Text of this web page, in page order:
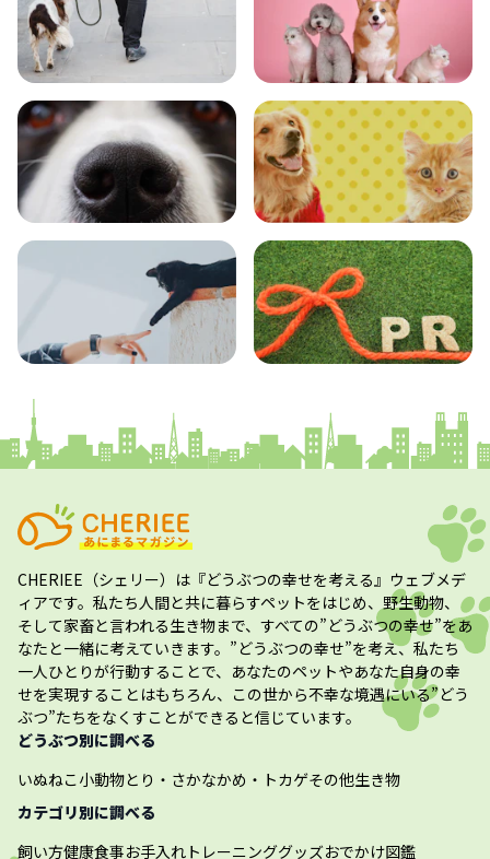
おでかけ 図鑑
エンタメ クイズ
CHERIEE（シェリー） は『どうぶつの幸せを考える』ウェブメデ
ィアです。私たち人間と共に暮らすペットをはじめ、野生動物、
そして家畜と言われる生き物まで、すべての”どうぶつの幸せ”をあ
なたと一緒に考えていきます。”どうぶつの幸せ”を考え、私たち
一人ひとりが行動することで、あなたのペットやあなた自身の幸
せを実現することはもちろん、この世から不幸な境遇にいる”どう
ぶつ”たちをなくすことができると信じています。
どうぶつ別に調べる
いぬねこ小動物とり・さかなかめ・トカゲその他生き物
カテゴリ別に調べる
飼い方健康食事お手入れ トレーニンググッズおでかけ図鑑